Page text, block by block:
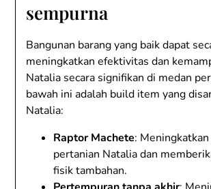
sempurna
Bangunan barang yang baik dapat
meningkatkan efektivitas dan
Natalia secara signifikan di medan
bawah ini adalah build item yang
Natalia:
Raptor Machete:
pertanian Natalia dan
fisik tambahan.